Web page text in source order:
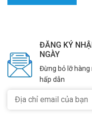
ĐĂNG KÝ
NGÀY
Đừng bỏ lỡ
hấp dẫn